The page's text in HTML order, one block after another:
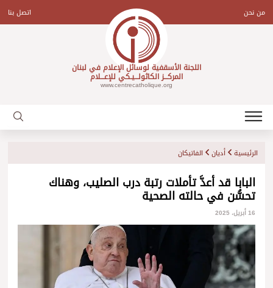
contentمن نحن اتصل بنا
اللجنة الأسقفية لوسائل الإعلام في لبنان
المركـــز الكاثولـــيـكي للإعـــلام
www.centrecatholique.org
الرئيسية أديان الفاتيكان
البابا قد أعدَّ تأملات رتبة درب الصليب، وهناك
تحسُّن في حالته الصحية
16 أبريل، 2025